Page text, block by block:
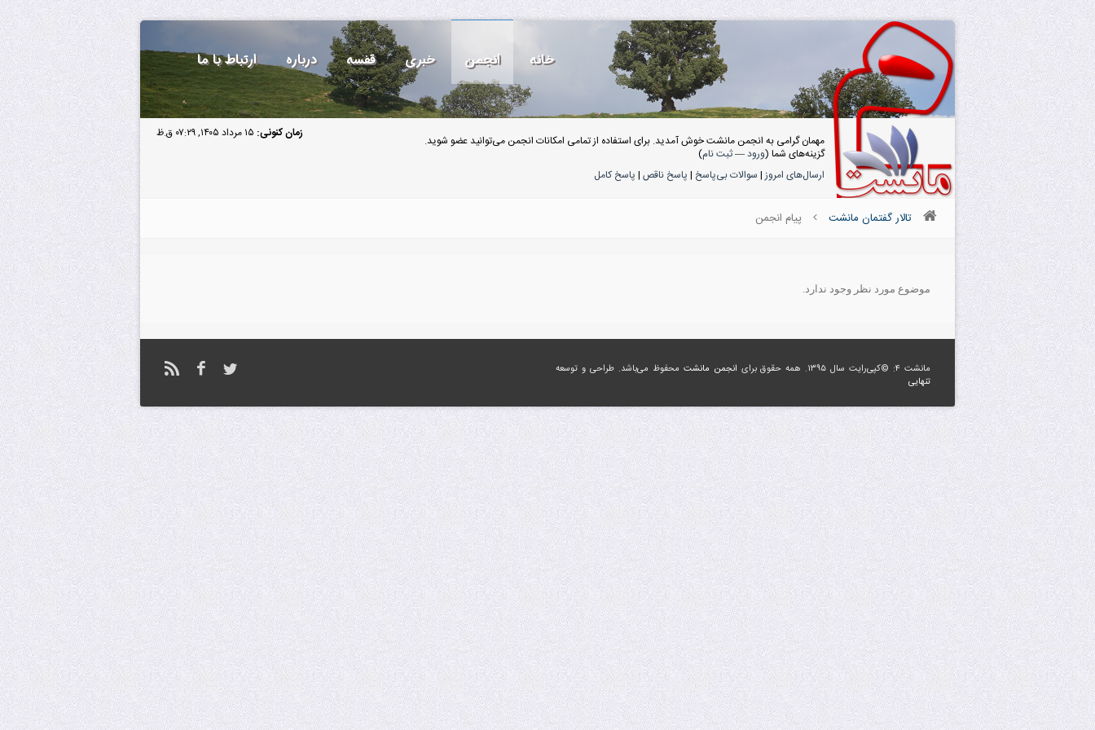
خانه انجمن خبری قفسه درباره ارتباط با ما
زمان کنونی: ۱۵ مرداد ۱۴۰۵, ۰۷:۲۹ ق.ظ
مهمان گرامی به انجمن مانشت خوش آمدید. برای استفاده از تمامی امکانات انجمن می‌توانید عضو شوید.
گزینه‌های شما (ورود—ثبت نام)
ارسال‌های امروز| سوالات بی‌پاسخ | پاسخ ناقص | پاسخ کامل
تالار گفتمان مانشت پیام انجمن
موضوع مورد نظر وجود ندارد.
مانشت ۴: ©کپی‌رایت سال ۱۳۹۵. همه حقوق برای انجمن مانشت محفوظ می‌باشد. طراحی و توسعه
تنهایی